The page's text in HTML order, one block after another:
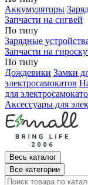
Аккумуляторы
Запчасти на сигвей
По типу
Зарядные
Запчасти на
По типу
Дождевики Замки
электросамокатов
для
Аксессуары для
Весь каталог
Все категории